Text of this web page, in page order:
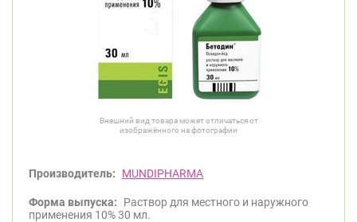
Внешний вид товара может отличаться от
изображённого на фотографии
Производитель: MUNDIPHARMA
Форма выпуска:
Раствор для местного и наружного
применения 10% 30 мл.